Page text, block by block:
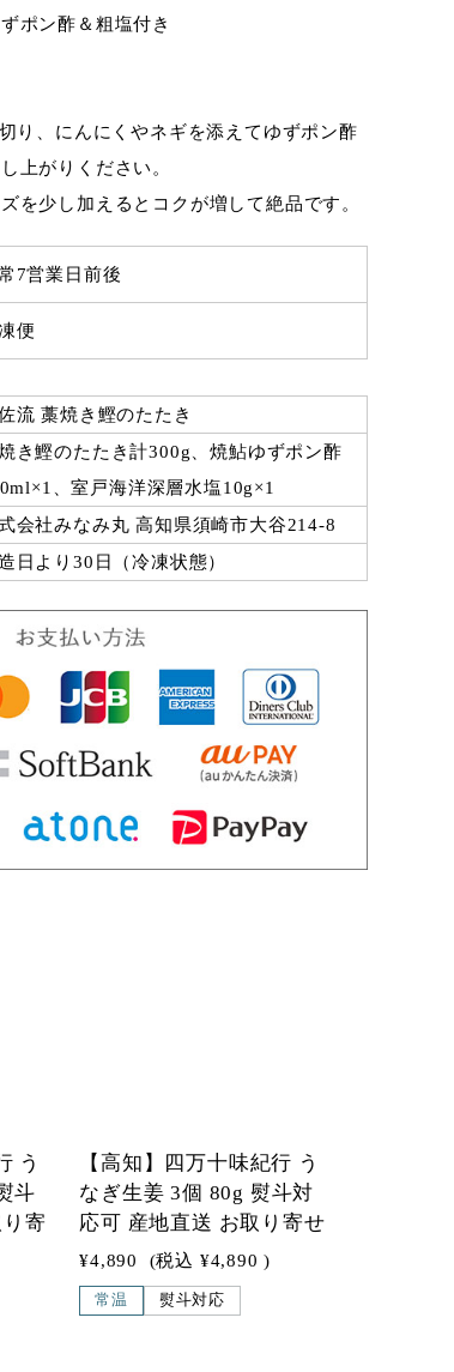
ポン酢＆粗塩付き
り、にんにくやネギを添えてゆずポン酢
上がりください。
を少し加えるとコクが増して絶品です。
7営業日前後
便
流 藁焼き鰹のたたき
き鰹のたたき計300g、焼鮎ゆずポン酢
、室戸海洋深層水塩10g×1
会社みなみ丸 高知県須崎市大谷214-8
日より30日（冷凍状態）
う
斗
寄
【高知】四万十味紀行 う
なぎ生姜 3個 80g 熨斗対
応可 産地直送 お取り寄せ
¥4,890 (税込 ¥4,890 )
常温 熨斗対応